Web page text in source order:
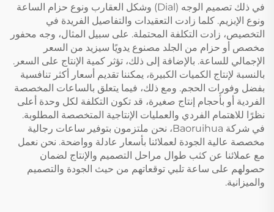
في ذلك تصميم الوجه (Dial) وشكل العقارب ونوع حزام الساعة
ونوع الإبزيم. كلما زادت التعقيدات والتفاصيل الفريدة في
التخصيص، زادت التكلفة المحتملة. على سبيل المثال، وجه محفور
مخصص أو حزام من الجلد مصنوع يدويًا سيزيد من السعر
الإجمالي للساعة. بالإضافة إلى ذلك، تؤثر كمية الإنتاج على السعر.
بالنسبة لإنتاج الكميات الكبيرة، يمكننا تقديم أسعار أكثر تنافسية
بفضل وفورات الحجم. ومع ذلك، فيما يتعلق بالساعات المخصصة
الفردية أو بأحجام إنتاج صغيرة، قد تكون التكلفة لكل وحدة أعلى
نظرًا للاهتمام الفردي والعمليات الإنتاجية المتخصصة المطلوبة.
في شركة Baoruihua، نحن ملتزمون بتوفير ساعات رجالية
مخصصة عالية الجودة لعملائنا بأسعار عادلة وواضحة. نحن نعمل
مع عملائنا عن كثب طوال مراحل التصميم والإنتاج لضمان
حصولهم على ساعة تلبي توقعاتهم من حيث الجودة والتصميم
والميزانية.